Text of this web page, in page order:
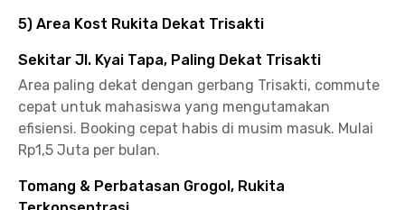
5) Area Kost Rukita Dekat Trisakti
Sekitar Jl. Kyai Tapa, Paling Dekat Trisakti
Area paling dekat dengan gerbang Trisakti, commute
cepat untuk mahasiswa yang mengutamakan
efisiensi. Booking cepat habis di musim masuk. Mulai
Rp1,5 Juta per bulan.
Tomang & Perbatasan Grogol, Rukita